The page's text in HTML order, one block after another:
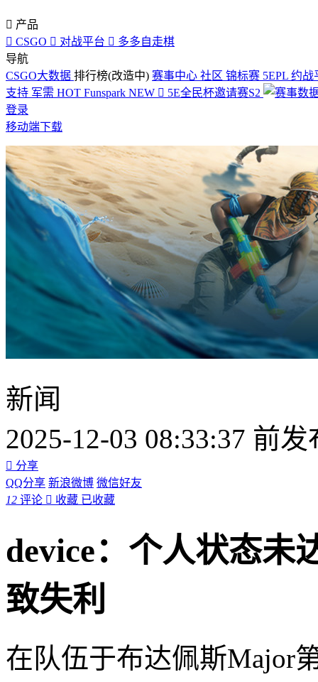
 产品
 CSGO  对战平台  多多自走棋
导航
CSGO大数据 排行榜(改造中) 赛事中心 社区 锦标赛 5EPL 约战
支持 军需 HOT Funspark NEW  5E全民杯邀请赛S2
登录
移动端下载
新闻
2025-12-03 08:33:37 前
 分享
QQ分享 新浪微博 微信好友
12 评论  收藏 已收藏
device：个人状态未
致失利
在队伍于布达佩斯Major